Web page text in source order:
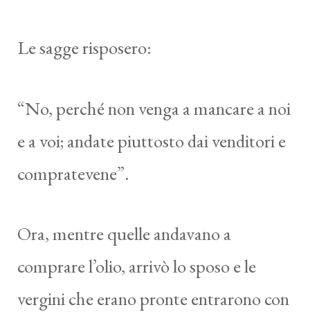
Le sagge risposero:
“No, perché non venga a mancare a noi
e a voi; andate piuttosto dai venditori e
compratevene”.
Ora, mentre quelle andavano a
comprare l’olio, arrivò lo sposo e le
vergini che erano pronte entrarono con